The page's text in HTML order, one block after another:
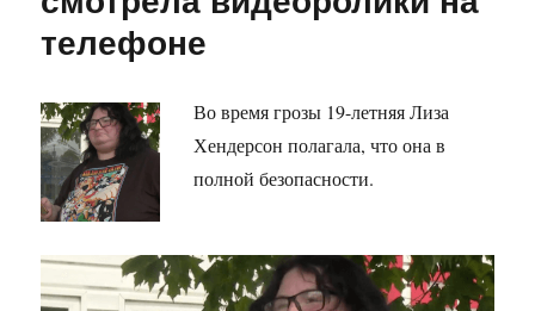
телефоне
Во время грозы 19-летняя Лиза
Хендерсон полагала, что она в
полной безопасности.